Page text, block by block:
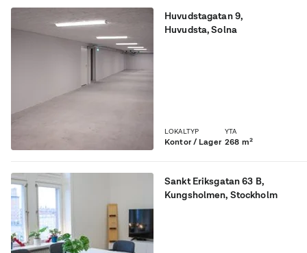
Huvudstagatan 9,
Huvudsta, Solna
LOKALTYP
Kontor / Lager
YTA
268 m²
Sankt Eriksgatan 63 B,
Kungsholmen, Stockholm